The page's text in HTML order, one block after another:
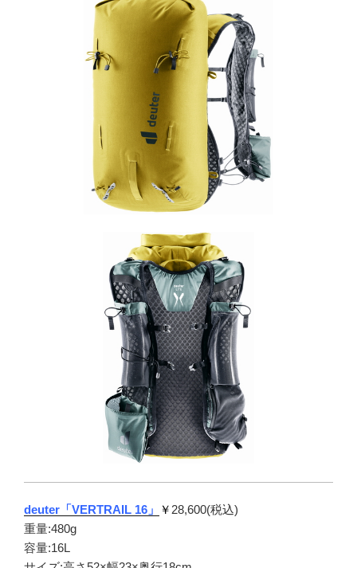
deuter「VERTRAIL 16」 ￥ 28,600(税込)
重量:480g
容量:16L